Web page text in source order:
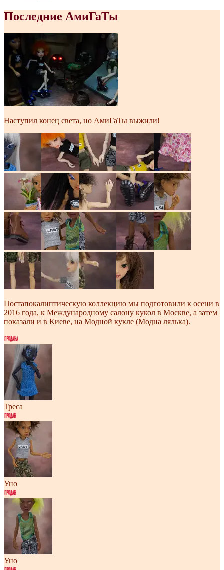
Последние АмиГаТы
Наступил конец света, но АмиГаТы выжили!
Постапокалиптическую коллекцию мы подготовили к осени в
2016 года, к Международному салону кукол в Москве, а затем
показали и в Киеве, на Модной кукле (Модна лялька).
Треса
Уно
Уно